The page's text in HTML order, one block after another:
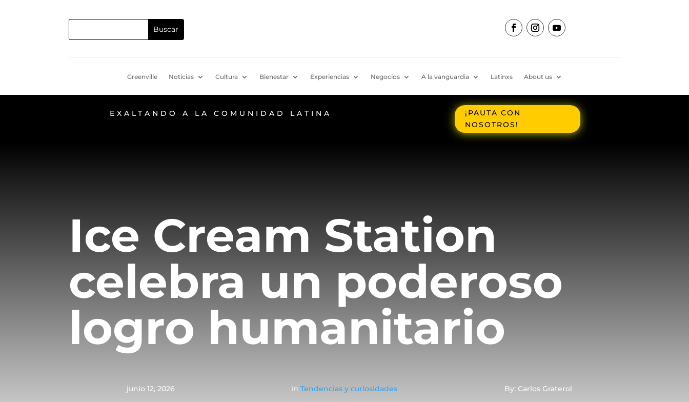
Greenville Noticias Cultura Bienestar Experiencias Negocios A la vanguardia Latinxs About us
EXALTANDO A LA COMUNIDAD LATINA
¡PAUTA CON
NOSOTROS!
Ice Cream Station
celebra un poderoso
logro humanitario
junio 12, 2026 inTendencias y curiosidades By: Carlos Graterol